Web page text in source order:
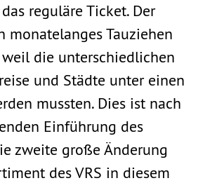
reguläre Ticket. Der
monatelanges Tauziehen
die unterschiedlichen
und Städte unter einen
mussten. Dies ist nach
Einführung des
zweite große Änderung
des VRS in diesem